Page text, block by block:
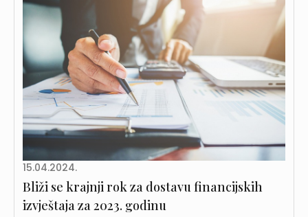
15.04.2024.
Bliži se krajnji rok za dostavu financijskih
izvještaja za 2023. godinu